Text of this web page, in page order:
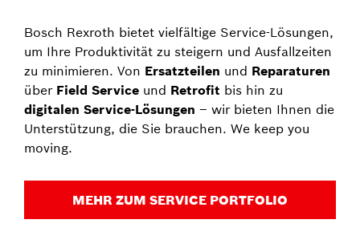
Bosch Rexroth bietet vielfältige Service-Lösungen,
um Ihre Produktivität zu steigern und Ausfallzeiten
zu minimieren. Von Ersatzteilen und Reparaturen
über Field Service und Retrofit bis hin zu
digitalen Service-Lösungen – wir bieten Ihnen die
Unterstützung, die Sie brauchen. We keep you
moving.
MEHR ZUM SERVICE PORTFOLIO